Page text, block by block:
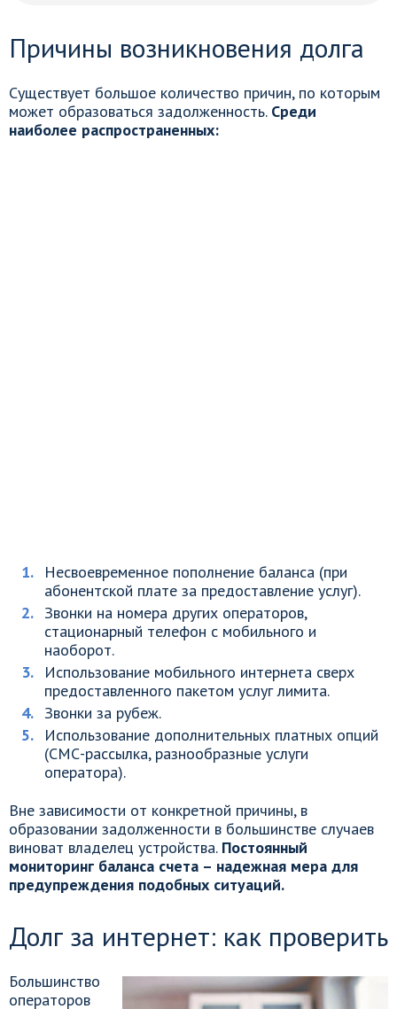
Причины возникновения долга
Существует большое количество причин, по которым
может образоваться задолженность. Среди
наиболее распространенных:
Несвоевременное пополнение баланса (при
абонентской плате за предоставление услуг).
Звонки на номера других операторов,
стационарный телефон с мобильного и
наоборот.
Использование мобильного интернета сверх
предоставленного пакетом услуг лимита.
Звонки за рубеж.
Использование дополнительных платных опций
(СМС-рассылка, разнообразные услуги
оператора).
Вне зависимости от конкретной причины, в
образовании задолженности в большинстве случаев
виноват владелец устройства. Постоянный
мониторинг баланса счета – надежная мера для
предупреждения подобных ситуаций.
Долг за интернет: как проверить
Большинство
операторов